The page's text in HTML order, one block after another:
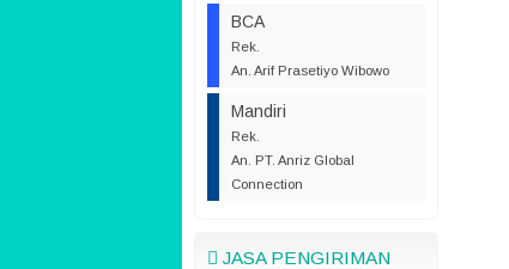
BCA
Rek.
An. Arif Prasetiyo Wibowo
Mandiri
Rek.
An. PT. Anriz Global
Connection
JASA PENGIRIMAN